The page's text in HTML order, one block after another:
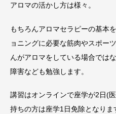
アロマの活かし方は様々。
もちろんアロマセラピーの基本
ョニングに必要な筋肉やスポー
んがアロマをしている場合では
障害なども勉強します。
講習はオンラインで座学が2日(
持ちの方は座学1日免除となり